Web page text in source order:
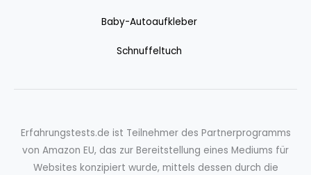
Baby-Autoaufkleber
Schnuffeltuch
Erfahrungstests.de ist Teilnehmer des Partnerprogramms
von Amazon EU, das zur Bereitstellung eines Mediums für
Websites konzipiert wurde, mittels dessen durch die